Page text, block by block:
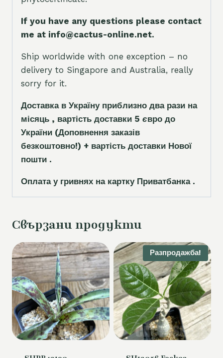
If you have any questions please contact
me at info@cactus-online.net.
Ship worldwide with one exception – no
delivery to Singapore and Australia, really
sorry for it.
Доставка в Україну приблизно два рази на
місяць , вартість доставки 5 євро до
України (Доповнення заказів
безкоштовно!) + вартість доставки Нової
пошти .
Оплата у гривнях на картку Приватбанка .
Свързани продукти
Разпродажба!